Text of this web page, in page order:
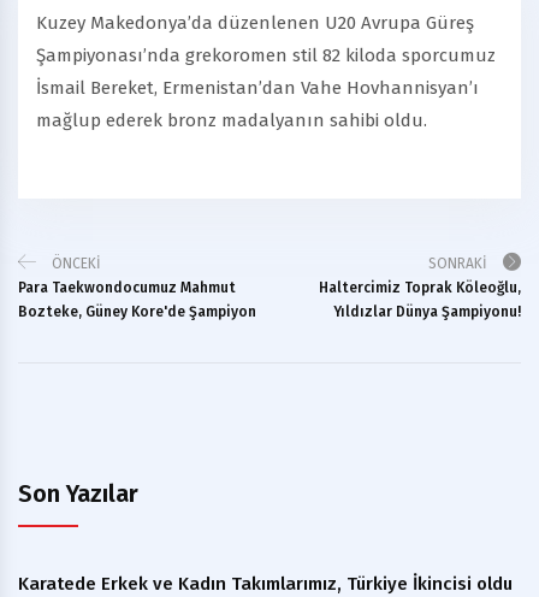
Kuzey Makedonya’da düzenlenen U20 Avrupa Güreş
Şampiyonası’nda grekoromen stil 82 kiloda sporcumuz
İsmail Bereket, Ermenistan’dan Vahe Hovhannisyan’ı
mağlup ederek bronz madalyanın sahibi oldu.
ÖNCEKI
Para Taekwondocumuz Mahmut
Bozteke, Güney Kore'de Şampiyon
SONRAKI
Haltercimiz Toprak Köleoğlu,
Yıldızlar Dünya Şampiyonu!
Son Yazılar
Karatede Erkek ve Kadın Takımlarımız, Türkiye İkincisi oldu